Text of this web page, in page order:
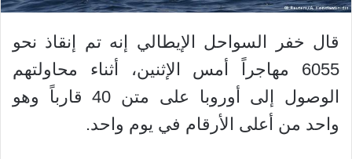
قال خفر السواحل الإيطالي إنه تم إنقاذ نحو
6055 مهاجراً أمس الإثنين، أثناء محاولتهم
الوصول إلى أوروبا على متن 40 قارباً وهو
واحد من أعلى الأرقام في يوم واحد.